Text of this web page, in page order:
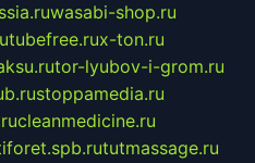
wasabi-shop.ru
x-ton.ru
tor-lyubov-i-grom.ru
stoppamedia.ru
cleanmedicine.ru
tutmassage.ru